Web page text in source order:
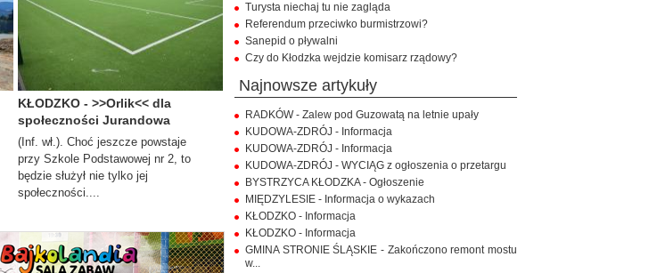
KŁODZKO - >>Orlik<< dla
społeczności Jurandowa
(Inf. wł.). Choć jeszcze powstaje
przy Szkole Podstawowej nr 2, to
będzie służył nie tylko jej
społeczności....
Turysta niechaj tu nie zagląda
Referendum przeciwko burmistrzowi?
Sanepid o pływalni
Czy do Kłodzka wejdzie komisarz rządowy?
najnowsze artykuły
RADKÓW - Zalew pod Guzowatą na letnie upały
KUDOWA-ZDRÓJ - Informacja
KUDOWA-ZDRÓJ - Informacja
KUDOWA-ZDRÓJ - WYCIĄG z ogłoszenia o przetargu
BYSTRZYCA KŁODZKA - Ogłoszenie
MIĘDZYLESIE - Informacja o wykazach
KŁODZKO - Informacja
KŁODZKO - Informacja
GMINA STRONIE ŚLĄSKIE - Zakończono remont mostu
w...